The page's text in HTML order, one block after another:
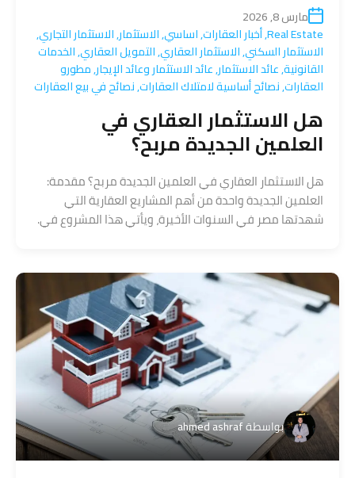
مارس 8, 2026
Real Estate
,أخبار العقارات,اساسي,الاستثمار,الاستثمار التجاري,
الاستثمار السكني,الاستثمار العقاري,التمويل العقاري,الخدمات
القانونية,عائد الاستثمار,عائد الاستثمار وعائد الإيجار,مطورو
العقارات,نصائح أساسية لامتلاك العقارات,نصائح في بيع العقارات
هل الاستثمار العقاري في
العلمين الجديدة مربح؟
هل الاستثمار العقاري في العلمين الجديدة مربح؟ مقدمة:
العلمين الجديدة واحدة من أهم المشاريع العقارية التي
شهدتها مصر في السنوات الأخيرة، ويأتي هذا المشروع في.
بواسطةahmed ashraf